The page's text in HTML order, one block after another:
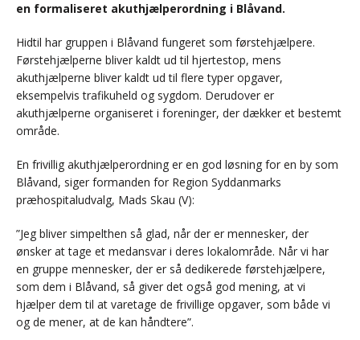
en formaliseret akuthjælperordning i Blåvand.
Hidtil har gruppen i Blåvand fungeret som førstehjælpere.
Førstehjælperne bliver kaldt ud til hjertestop, mens
akuthjælperne bliver kaldt ud til flere typer opgaver,
eksempelvis trafikuheld og sygdom. Derudover er
akuthjælperne organiseret i foreninger, der dækker et bestemt
område.
En frivillig akuthjælperordning er en god løsning for en by som
Blåvand, siger formanden for Region Syddanmarks
præhospitaludvalg, Mads Skau (V):
”Jeg bliver simpelthen så glad, når der er mennesker, der
ønsker at tage et medansvar i deres lokalområde. Når vi har
en gruppe mennesker, der er så dedikerede førstehjælpere,
som dem i Blåvand, så giver det også god mening, at vi
hjælper dem til at varetage de frivillige opgaver, som både vi
og de mener, at de kan håndtere”.